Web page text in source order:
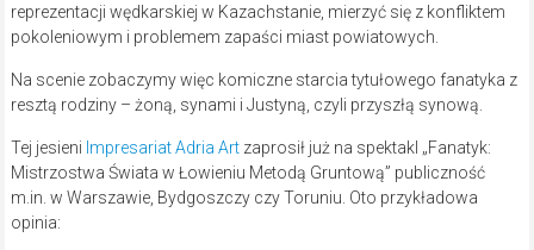
reprezentacji wędkarskiej w Kazachstanie, mierzyć się z konfliktem
pokoleniowym i problemem zapaści miast powiatowych.
Na scenie zobaczymy więc komiczne starcia tytułowego fanatyka z
resztą rodziny – żoną, synami i Justyną, czyli przyszłą synową.
Tej jesieni Impresariat Adria Artzaprosił już na spektakl „Fanatyk:
Mistrzostwa Świata w Łowieniu Metodą Gruntową” publiczność
m.in. w Warszawie, Bydgoszczy czy Toruniu. Oto przykładowa
opinia: